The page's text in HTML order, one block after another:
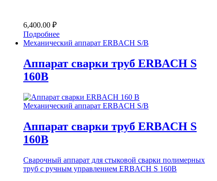
6,400.00 ₽
Подробнее
Механический аппарат ERBACH S/B
Аппарат сварки труб ERBACH S
160B
Механический аппарат ERBACH S/B
Аппарат сварки труб ERBACH S
160B
Cварочный аппарат для стыковой сварки полимерных
труб с ручным управлением ERBACH S 160B